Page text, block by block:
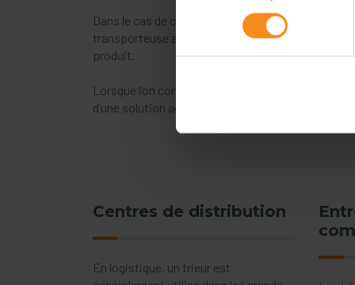
Dans le cas de charges standard, nous
transporteuse avec le système de guidage ou à
produit.
Lorsque l’on compare différents types de
d’une solution adaptée au type de matériau à
Centres de distribution
En logistique, un trieur est